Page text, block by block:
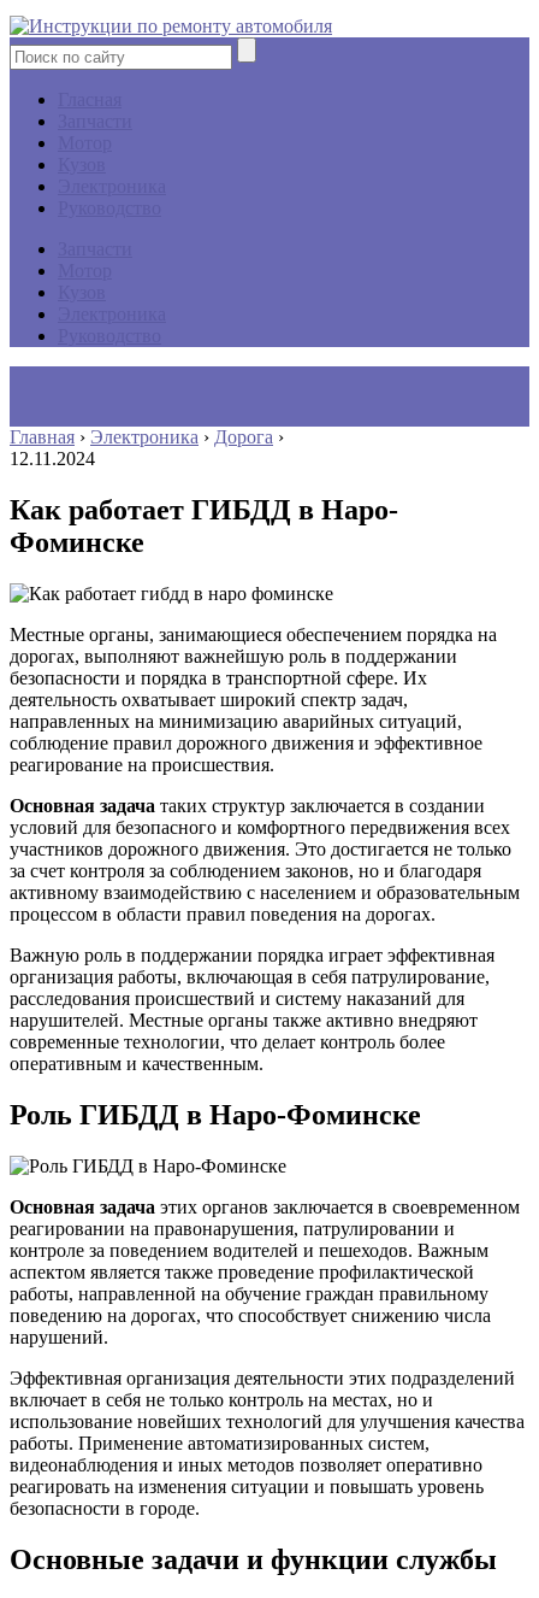
Главная › Электроника › Дорога ›
12.11.2024
Как работает ГИБДД в Наро-
Фоминске
Местные органы, занимающиеся обеспечением порядка на
дорогах, выполняют важнейшую роль в поддержании
безопасности и порядка в транспортной сфере. Их
деятельность охватывает широкий спектр задач,
направленных на минимизацию аварийных ситуаций,
соблюдение правил дорожного движения и эффективное
реагирование на происшествия.
Основная задача таких структур заключается в создании
условий для безопасного и комфортного передвижения всех
участников дорожного движения. Это достигается не только
за счет контроля за соблюдением законов, но и благодаря
активному взаимодействию с населением и образовательным
процессом в области правил поведения на дорогах.
Важную роль в поддержании порядка играет эффективная
организация работы, включающая в себя патрулирование,
расследования происшествий и систему наказаний для
нарушителей. Местные органы также активно внедряют
современные технологии, что делает контроль более
оперативным и качественным.
Роль ГИБДД в Наро-Фоминске
Основная задача этих органов заключается в своевременном
реагировании на правонарушения, патрулировании и
контроле за поведением водителей и пешеходов. Важным
аспектом является также проведение профилактической
работы, направленной на обучение граждан правильному
поведению на дорогах, что способствует снижению числа
нарушений.
Эффективная организация деятельности этих подразделений
включает в себя не только контроль на местах, но и
использование новейших технологий для улучшения качества
работы. Применение автоматизированных систем,
видеонаблюдения и иных методов позволяет оперативно
реагировать на изменения ситуации и повышать уровень
безопасности в городе.
Основные задачи и функции службы